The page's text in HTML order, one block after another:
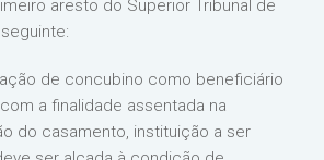
aresto do Superior Tribunal de
de concubino como beneficiário
a finalidade assentada na
do casamento, instituição a ser